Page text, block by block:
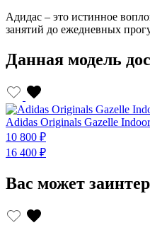
Адидас – это истинное
занятий до ежедневных
Данная модель
Adidas Originals Gazelle
10 800 ₽
16 400 ₽
Вас может